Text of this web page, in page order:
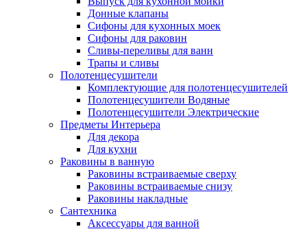
Донные клапаны
Сифоны для кухонных моек
Сифоны для раковин
Сливы-переливы для ванн
Трапы и сливы
Полотенцесушители
Комплектующие для полотенцесушителей
Полотенцесушители Водяные
Полотенцесушители Электрические
Предметы Интерьера
Для декора
Для кухни
Раковины в ванную
Раковины встраиваемые сверху
Раковины встраиваемые снизу
Раковины накладные
Сантехника
Аксессуары для ванной